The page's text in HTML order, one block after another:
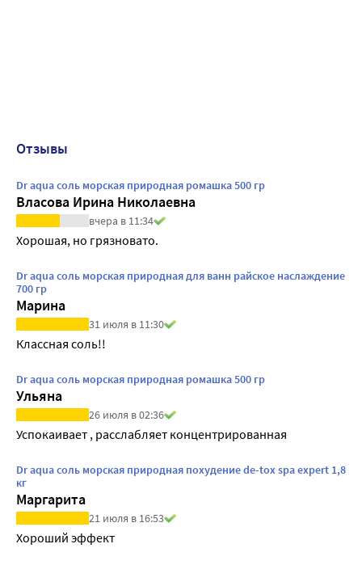
Отзывы
Dr aqua соль морская природная ромашка 500 гр
Власова Ирина Николаевна
вчера в 11:34
Хорошая, но грязновато.
Dr aqua соль морская природная для ванн райское наслаждение
700 гр
Марина
31 июля в 11:30
Классная соль!!
Dr aqua соль морская природная ромашка 500 гр
Ульяна
26 июля в 02:36
Успокаивает , расслабляет концентрированная
Dr aqua соль морская природная похудение de-tox spa expert 1,8
кг
Маргарита
21 июля в 16:53
Хороший эффект